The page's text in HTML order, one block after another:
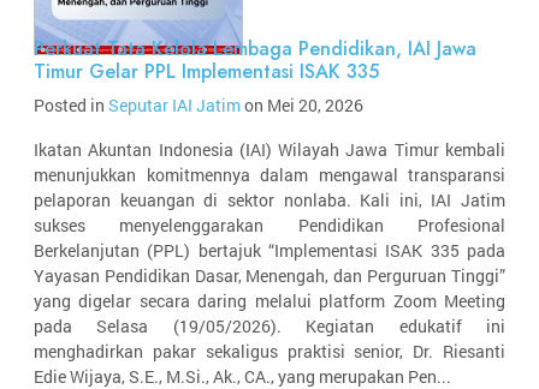
Perkuat Tata Kelola Lembaga Pendidikan, IAI Jawa
Timur Gelar PPL Implementasi ISAK 335
Posted in Seputar IAI Jatimon Mei 20, 2026
Ikatan Akuntan Indonesia (IAI) Wilayah Jawa Timur kembali
menunjukkan komitmennya dalam mengawal transparansi
pelaporan keuangan di sektor nonlaba. Kali ini, IAI Jatim
sukses menyelenggarakan Pendidikan Profesional
Berkelanjutan (PPL) bertajuk “Implementasi ISAK 335 pada
Yayasan Pendidikan Dasar, Menengah, dan Perguruan Tinggi”
yang digelar secara daring melalui platform Zoom Meeting
pada Selasa (19/05/2026). Kegiatan edukatif ini
menghadirkan pakar sekaligus praktisi senior, Dr. Riesanti
Edie Wijaya, S.E., M.Si., Ak., CA., yang merupakan Pen...